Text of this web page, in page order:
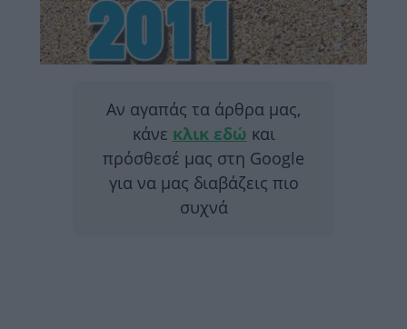
Αν αγαπάς τα άρθρα μας,
κάνε κλικ εδώ και
πρόσθεσέ μας στη Google
για να μας διαβάζεις πιο
συχνά